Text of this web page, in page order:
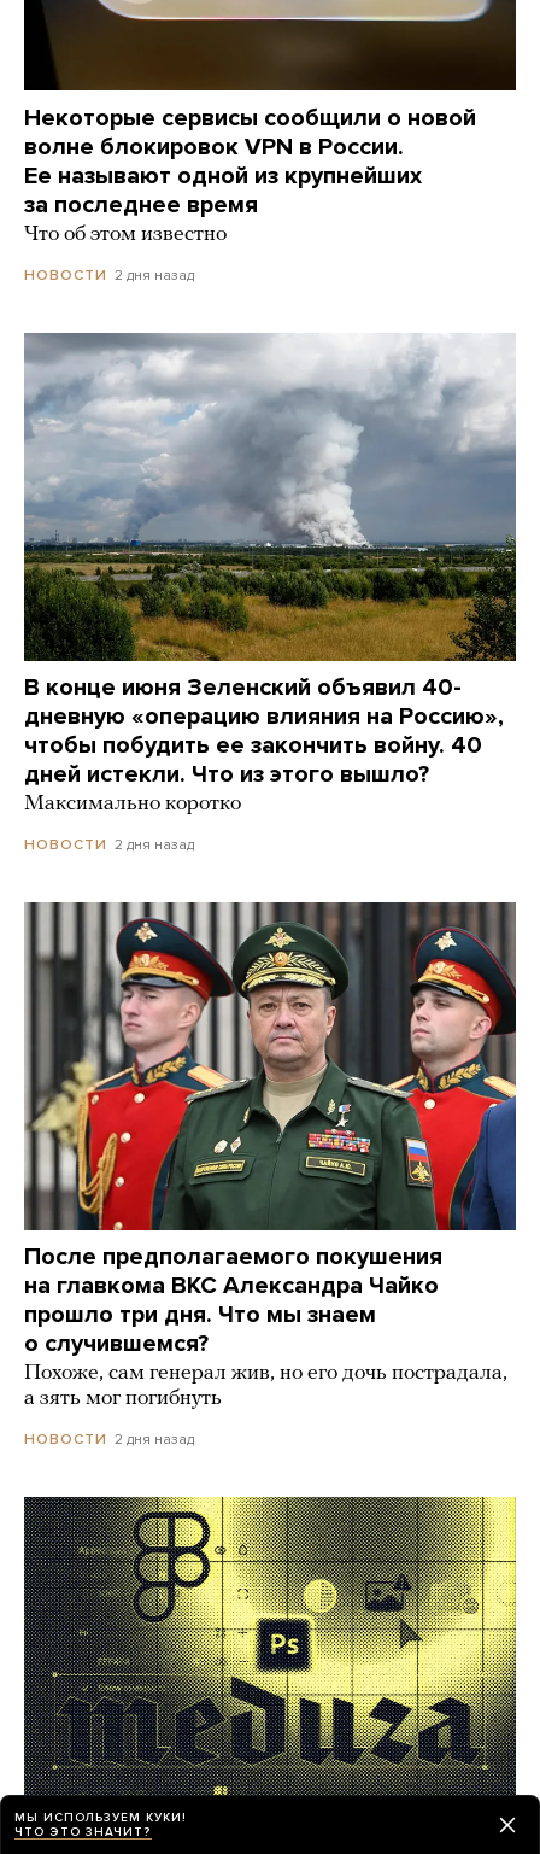
Некоторые сервисы сообщили о новой
волне блокировок VPN в России.
Ее называют одной из крупнейших
за последнее время
Что об этом известно
НОВОСТИ 2 дня назад
В конце июня Зеленский объявил 40-
дневную «операцию влияния на Россию»,
чтобы побудить ее закончить войну. 40
дней истекли. Что из этого вышло?
Максимально коротко
НОВОСТИ 2 дня назад
После предполагаемого покушения
на главкома ВКС Александра Чайко
прошло три дня. Что мы знаем
о случившемся?
Похоже, сам генерал жив, но его дочь пострадала,
а зять мог погибнуть
НОВОСТИ 2 дня назад
МЫ ИСПОЛЬЗУЕМ КУКИ!
ЧТО ЭТО ЗНАЧИТ?